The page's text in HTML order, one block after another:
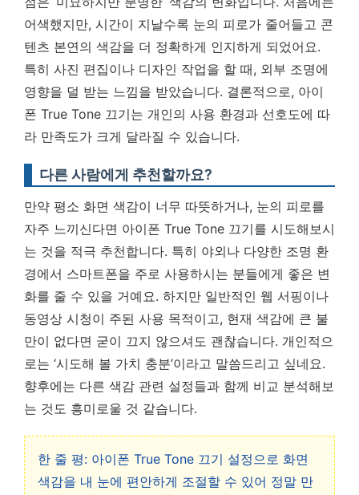
어색했지만, 시간이 지날수록 눈의 피로가 줄어들고 콘
텐츠 본연의 색감을 더 정확하게 인지하게 되었어요.
특히 사진 편집이나 디자인 작업을 할 때, 외부 조명에
영향을 덜 받는 느낌을 받았습니다. 결론적으로, 아이
폰 True Tone 끄기는 개인의 사용 환경과 선호도에 따
라 만족도가 크게 달라질 수 있습니다.
다른 사람에게 추천할까요?
만약 평소 화면 색감이 너무 따뜻하거나, 눈의 피로를
자주 느끼신다면 아이폰 True Tone 끄기를 시도해보시
는 것을 적극 추천합니다. 특히 야외나 다양한 조명 환
경에서 스마트폰을 주로 사용하시는 분들에게 좋은 변
화를 줄 수 있을 거예요. 하지만 일반적인 웹 서핑이나
동영상 시청이 주된 사용 목적이고, 현재 색감에 큰 불
만이 없다면 굳이 끄지 않으셔도 괜찮습니다. 개인적으
로는 ‘시도해 볼 가치 충분’이라고 말씀드리고 싶네요.
향후에는 다른 색감 관련 설정들과 함께 비교 분석해보
는 것도 흥미로울 것 같습니다.
한 줄 평: 아이폰 True Tone 끄기 설정으로 화면
색감을 내 눈에 편안하게 조절할 수 있어 정말 만